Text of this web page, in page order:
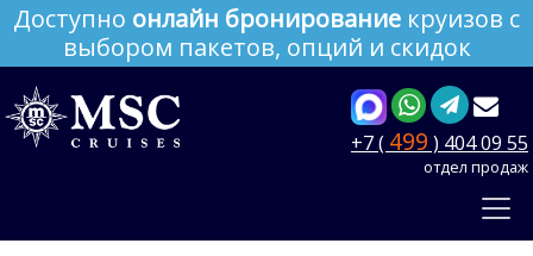
Доступно онлайн бронирование круизов с
выбором пакетов, опций и скидок
+7 ( 499 ) 404 09 55
отдел продаж